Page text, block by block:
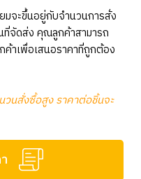
มจะขึ้นอยู่กับจำนวนการสั่ง
จัดส่ง คุณลูกค้าสามารถ
าเพื่อเสนอราคาที่ถูกต้อง
วนสั่งซื้อสูง ราคาต่อชิ้นจะ